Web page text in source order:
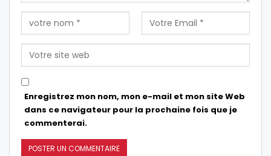
Enregistrez mon nom, mon e-mail et mon site Web
dans ce navigateur pour la prochaine fois que je
commenterai.